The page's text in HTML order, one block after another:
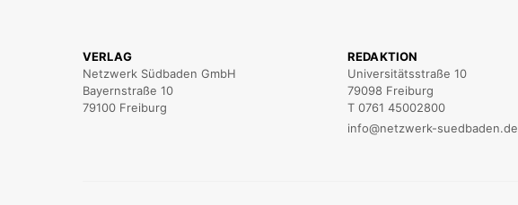
VERLAG
Netzwerk Südbaden GmbH
Bayernstraße 10
79100 Freiburg
REDAKTION
Universitätsstraße 10
79098 Freiburg
T 0761 45002800
info@netzwerk-suedbaden.de